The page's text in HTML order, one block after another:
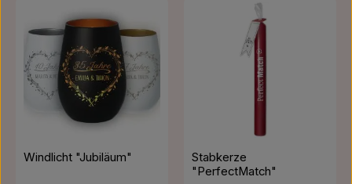
Windlicht "Jubiläum"
Stabkerze
"PerfectMatch"